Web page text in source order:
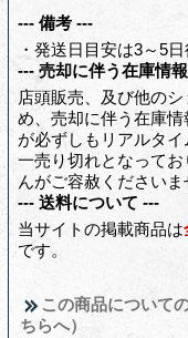
--- 備考 ---
・発送日目安は3～5日
--- 売却に伴う在庫情
店頭販売、及び他の
め、売却に伴う在庫
が必ずしもリアルタ
一売り切れとなって
んがご容赦くださいま
--- 送料について ---
当サイトの掲載商品は
です。
この商品について
ちらへ）